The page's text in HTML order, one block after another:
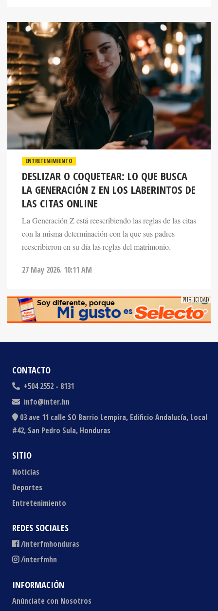
ENTRETENIMIENTO
DESLIZAR O COQUETEAR: LO QUE BUSCA
LA GENERACIÓN Z EN LOS LABERINTOS DE
LAS CITAS ONLINE
La Generación Z está reescribiendo las reglas de las citas
con la misma determinación con la que sus padres
reescribieron en su día las reglas del matrimonio.
CONTACTO
+504 2552 - 8131
info@inter.hn
03 ave 11 calle SO Barrio Lempira, Edificio Andalucía, Local
#42, San Pedro Sula, Honduras
SITIO
Noticias
Deportes
Entretenimiento
REDES SOCIALES
/interfmhonduras
/interfmhn
INFORMACIÓN
Anúnciate con Nosotros